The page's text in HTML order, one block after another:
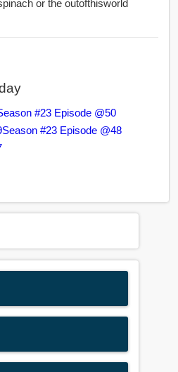
or the outofthisworld
#23 Episode @50
Season #23 Episode @48